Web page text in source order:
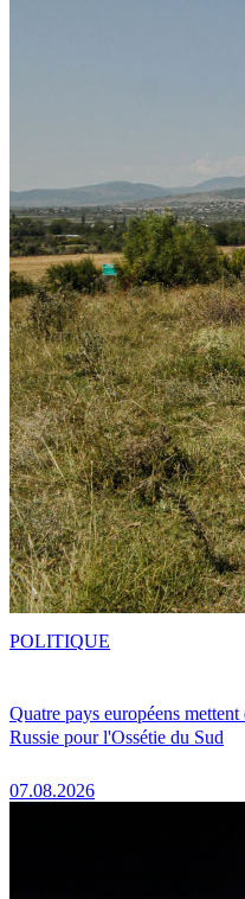
Quatre pays européens
Russie pour l'Ossétie du Sud
07.08.2026
POLITIQUE